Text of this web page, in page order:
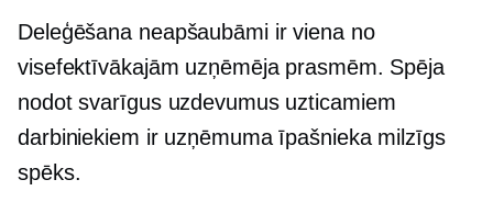
Deleģēšana neapšaubāmi ir viena no
visefektīvākajām uzņēmēja prasmēm. Spēja
nodot svarīgus uzdevumus uzticamiem
darbiniekiem ir uzņēmuma īpašnieka milzīgs
spēks.